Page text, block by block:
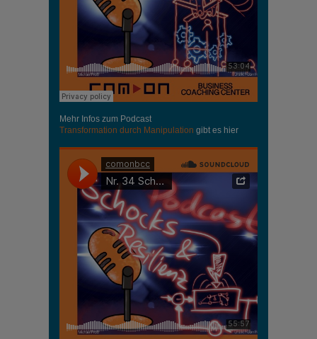
Mehr Infos zum Podcast
Transformation durch Manipulation gibt es hier